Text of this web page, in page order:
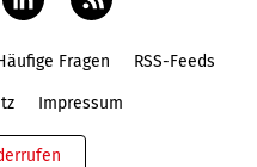
Fragen RSS-Feeds
Impressum